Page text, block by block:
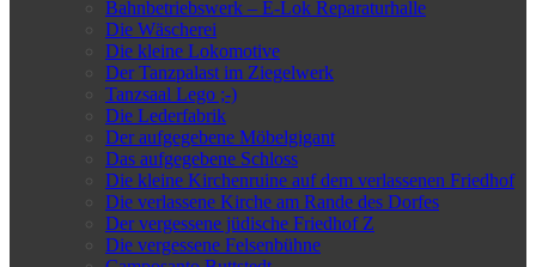
Bahnbetriebswerk – E-Lok Reparaturhalle
Die Wäscherei
Die kleine Lokomotive
Der Tanzpalast im Ziegelwerk
Tanzsaal Lego ;-)
Die Lederfabrik
Der aufgegebene Möbelgigant
Das aufgegebene Schloss
Die kleine Kirchenruine auf dem verlassenen Friedhof
Die verlassene Kirche am Rande des Dorfes
Der vergessene jüdische Friedhof Z
Die vergessene Felsenbühne